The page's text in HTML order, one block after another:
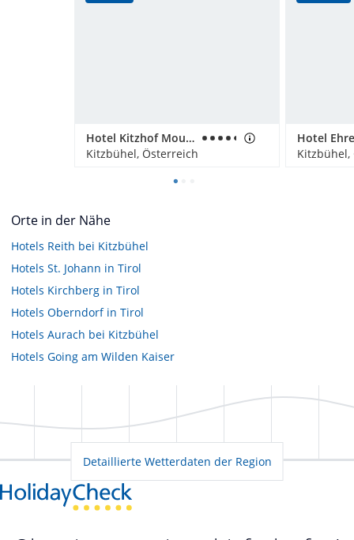
Hotel Kitzhof Mountain Design Resort
Kitzbühel, Österreich
Orte in der Nähe
Hotels Reith bei Kitzbühel
Hotels St. Johann in Tirol
Hotels Kirchberg in Tirol
Hotels Oberndorf in Tirol
Hotels Aurach bei Kitzbühel
Hotels Going am Wilden Kaiser
Detaillierte Wetterdaten der Region